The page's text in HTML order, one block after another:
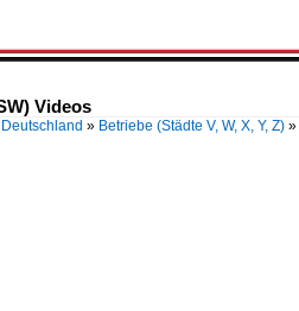
Videos
Deutschland » Betriebe (Städte V, W, X, Y, Z) »